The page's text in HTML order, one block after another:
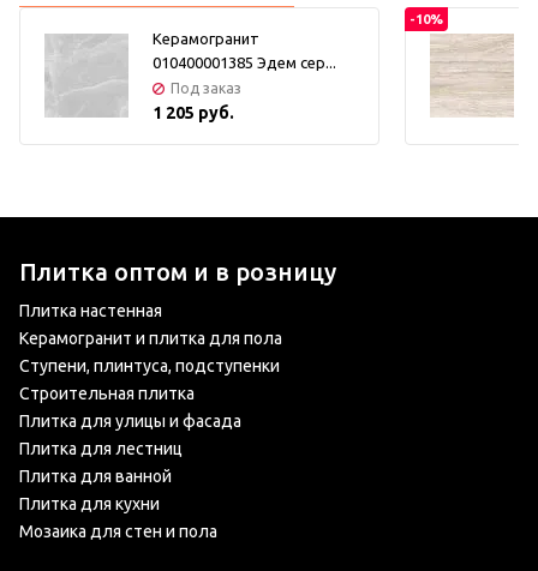
Керамогранит
010400001385 Эдем сер...
Под заказ
1 205 руб.
-10%
Плитка оптом и в розницу
Плитка настенная
Керамогранит и плитка для пола
Ступени, плинтуса, подступенки
Строительная плитка
Плитка для улицы и фасада
Плитка для лестниц
Плитка для ванной
Плитка для кухни
Мозаика для стен и пола